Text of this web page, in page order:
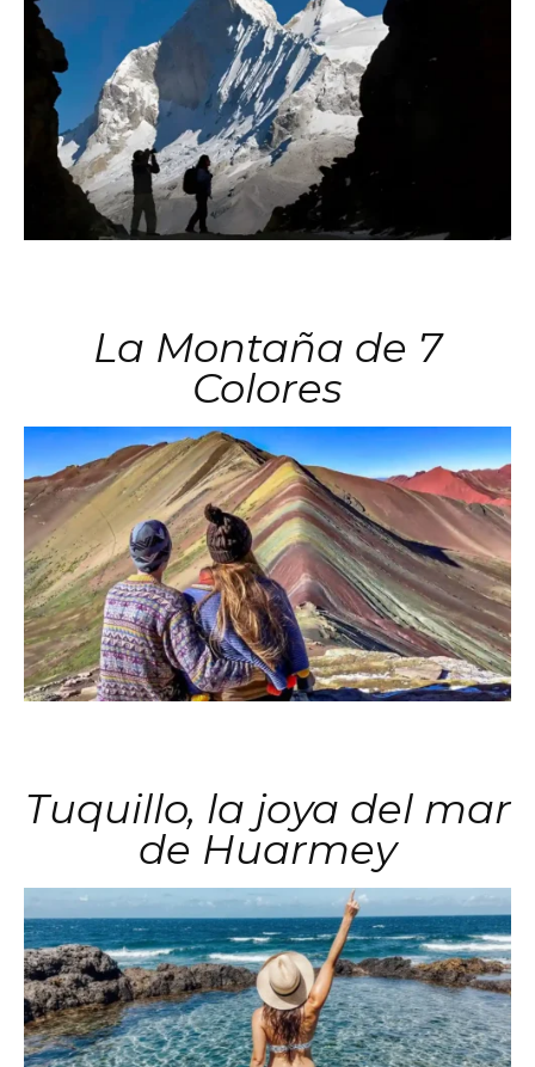
La Montaña de 7
Colores
Tuquillo, la joya del mar
de Huarmey